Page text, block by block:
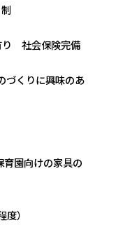
社会保険完備
くりに興味のあ
園向けの家具の
）